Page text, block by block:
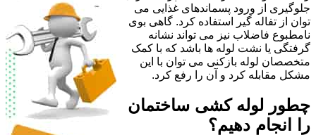
جلوگیری از ورود پسماندهای غذایی می
توان از تفاله گیر استفاده کرد. گاهی بوی
نامطبوع فاضلاب نیز می تواند نشانه
گرفتگی یا نشت لوله ها باشد که با کمک
متخصصان لوله بازکنی می توان با این
مشکل مقابله کرد و آن را رفع کرد.
چطور لوله کشی ساختمان
را انجام دهیم؟